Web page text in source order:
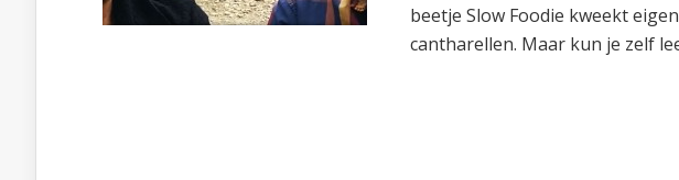
beetje Slow Foodie kweekt
cantharellen. Maar kun je zelf